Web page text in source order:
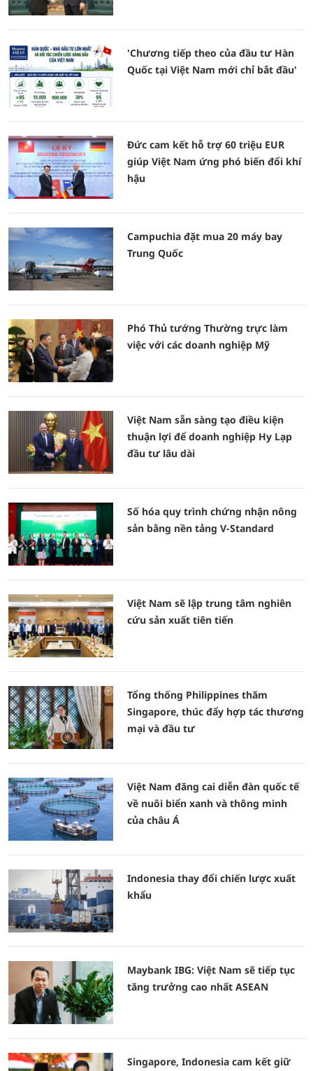
'Chương tiếp theo của đầu tư Hàn
Quốc tại Việt Nam mới chỉ bắt đầu'
Đức cam kết hỗ trợ 60 triệu EUR
giúp Việt Nam ứng phó biến đổi khí
hậu
Campuchia đặt mua 20 máy bay
Trung Quốc
Phó Thủ tướng Thường trực làm
việc với các doanh nghiệp Mỹ
Việt Nam sẵn sàng tạo điều kiện
thuận lợi để doanh nghiệp Hy Lạp
đầu tư lâu dài
Số hóa quy trình chứng nhận nông
sản bằng nền tảng V-Standard
Việt Nam sẽ lập trung tâm nghiên
cứu sản xuất tiên tiến
Tổng thống Philippines thăm
Singapore, thúc đẩy hợp tác thương
mại và đầu tư
Việt Nam đăng cai diễn đàn quốc tế
về nuôi biển xanh và thông minh
của châu Á
Indonesia thay đổi chiến lược xuất
khẩu
Maybank IBG: Việt Nam sẽ tiếp tục
tăng trưởng cao nhất ASEAN
Singapore, Indonesia cam kết giữ